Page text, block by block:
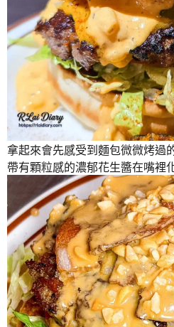
拿起來會先感受到麵包微微烤過
帶有顆粒感的濃郁花生醬在嘴裡